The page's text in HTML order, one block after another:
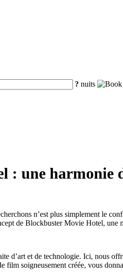
? nuits
: une harmonie
n’est plus simplement le
de Blockbuster Movie Hotel,
d’art et de technologie. Ici, nous
film soigneusement créée, vous